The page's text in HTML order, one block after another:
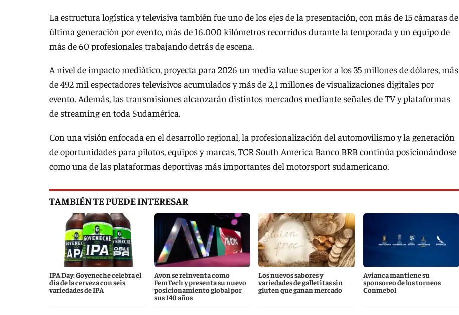
La estructura logística y televisiva también fue uno de los ejes de la presentación, con más de 15 cámaras de
última generación por evento, más de 16.000 kilómetros recorridos durante la temporada y un equipo de
más de 60 profesionales trabajando detrás de escena.
A nivel de impacto mediático, proyecta para 2026 un media value superior a los 35 millones de dólares, más
de 492 mil espectadores televisivos acumulados y más de 2,1 millones de visualizaciones digitales por
evento. Además, las transmisiones alcanzarán distintos mercados mediante señales de TV y plataformas
de streaming en toda Sudamérica.
Con una visión enfocada en el desarrollo regional, la profesionalización del automovilismo y la generación
de oportunidades para pilotos, equipos y marcas, TCR South America Banco BRB continúa posicionándose
como una de las plataformas deportivas más importantes del motorsport sudamericano.
TAMBIÉN TE PUEDE INTERESAR
IPA Day: Goyeneche celebra el
día de la cerveza con seis
variedades de IPA
Avon se reinventa como
FemTech y presenta su nuevo
posicionamiento global por
sus 140 años
Los nuevos sabores y
variedades de galletitas sin
gluten que ganan mercado
Avianca mantiene su
sponsoreo de los torneos
Conmebol